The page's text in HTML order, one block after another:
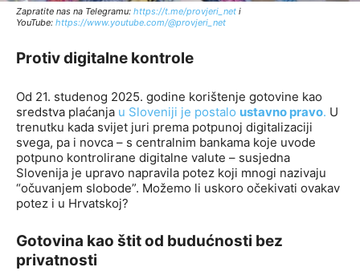
Zapratite nas na Telegramu: https://t.me/provjeri_net i
YouTube: https://www.youtube.com/@provjeri_net
Protiv digitalne kontrole
Od 21. studenog 2025. godine korištenje gotovine kao
sredstva plaćanja u Sloveniji je postalo ustavno pravo. U
trenutku kada svijet juri prema potpunoj digitalizaciji
svega, pa i novca – s centralnim bankama koje uvode
potpuno kontrolirane digitalne valute – susjedna
Slovenija je upravo napravila potez koji mnogi nazivaju
“očuvanjem slobode”. Možemo li uskoro očekivati ovakav
potez i u Hrvatskoj?
Gotovina kao štit od budućnosti bez
privatnosti